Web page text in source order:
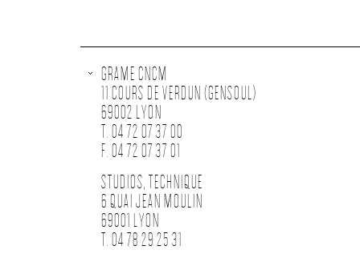
GRAME CNCM
11 COURS DE VERDUN (GENSOUL)
69002 LYON
T. 04 72 07 37 00
F. 04 72 07 37 01
STUDIOS, TECHNIQUE
6 QUAI JEAN MOULIN
69001 LYON
T. 04 78 29 25 31